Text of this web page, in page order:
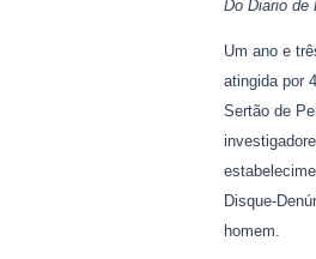
Do Diario de
Um ano e
atingida por
Sertão de
Disque-
homem.